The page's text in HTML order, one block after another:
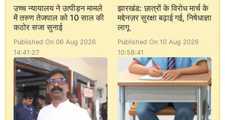
उच्च न्यायालय ने उत्पीड़न मामले
में तरुण तेजपाल को 10 साल की
कठोर सजा सुनाई
Published On 06 Aug 2026
14:41:27
झारखंड: छात्रों के विरोध मार्च के
मद्देनज़र सुरक्षा बढ़ाई गई, निषेधाज्ञा
लागू
Published On 10 Aug 2026
10:58:41